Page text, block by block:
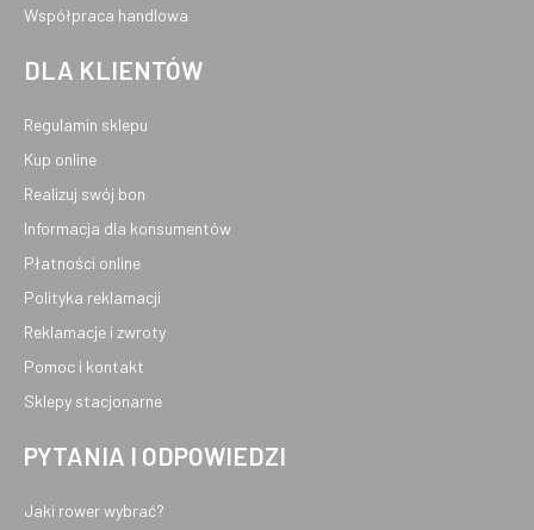
Współpraca handlowa
DLA KLIENTÓW
Regulamin sklepu
Kup online
Realizuj swój bon
Informacja dla konsumentów
Płatności online
Polityka reklamacji
Reklamacje i zwroty
Pomoc i kontakt
Sklepy stacjonarne
PYTANIA I ODPOWIEDZI
Jaki rower wybrać?